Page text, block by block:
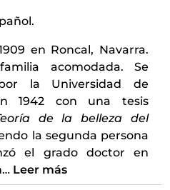
en Roncal, Navarra.
acomodada. Se
la Universidad de
1942 con una tesis
de la belleza del
la segunda persona
el grado doctor en
… Leer más